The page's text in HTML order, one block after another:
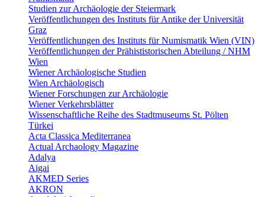
Studien zur Archäologie der Steiermark
Veröffentlichungen des Instituts für Antike der Universität
Graz
Veröffentlichungen des Instituts für Numismatik Wien (VIN)
Veröffentlichungen der Prähististorischen Abteilung / NHM
Wien
Wiener Archäologische Studien
Wien Archäologisch
Wiener Forschungen zur Archäologie
Wiener Verkehrsblätter
Wissenschaftliche Reihe des Stadtmuseums St. Pölten
Türkei
Acta Classica Mediterranea
Actual Archaology Magazine
Adalya
Aigai
AKMED Series
AKRON